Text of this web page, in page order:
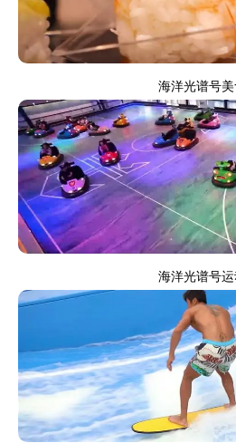
海洋光谱号美
海洋光谱号运